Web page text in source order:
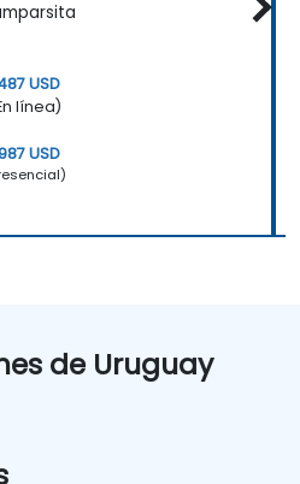
USD
línea)
USD
de Uruguay